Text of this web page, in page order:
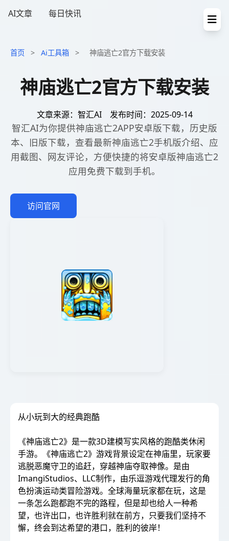
AI文章 每日快讯
首页 > Ai工具箱 > 神庙逃亡2官方下载安装
神庙逃亡2官方下载安装
文章来源：智汇AI 发布时间：2025-09-14
智汇AI为你提供神庙逃亡2APP安卓版下载，历史版
本、旧版下载，查看最新神庙逃亡2手机版介绍、应
用截图、网友评论，方便快捷的将安卓版神庙逃亡2
应用免费下载到手机。
访问官网
从小玩到大的经典跑酷
《神庙逃亡2》是一款3D建模写实风格的跑酷类休闲
手游。《神庙逃亡2》游戏背景设定在神庙里，玩家要
逃脱恶魔守卫的追赶，穿越神庙夺取神像。是由
ImangiStudios、LLC制作，由乐逗游戏代理发行的角
色扮演运动类冒险游戏。全球海量玩家都在玩，这是
一条怎么跑都跑不完的路程，但是却也给人一种希
望，也许出口，也许胜利就在前方，只要我们坚持不
懈，终会到达希望的港口，胜利的彼岸！